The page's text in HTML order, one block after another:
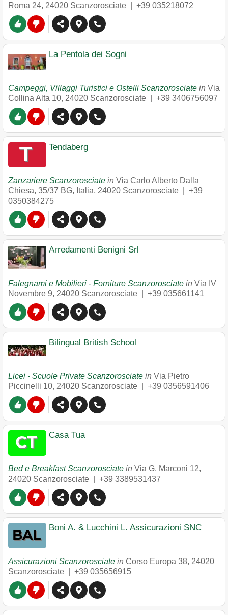
Roma 24, 24020 Scanzorosciate +39 035218072
La Pentola dei Sogni
Campeggi, Villaggi Turistici e Ostelli Scanzorosciate in Via
Collina Alta 10, 24020 Scanzorosciate +39 3406756097
Tendaberg
Zanzariere Scanzorosciate in Via Carlo Alberto Dalla
Chiesa, 35/37 BG, Italia, 24020 Scanzorosciate
+39
0350384275
Arredamenti Benigni Srl
Falegnami e Mobilieri - Forniture Scanzorosciate in Via IV
Novembre 9, 24020 Scanzorosciate +39 035661141
Bilingual British School
Licei - Scuole Private Scanzorosciate in Via Pietro
Piccinelli 10, 24020 Scanzorosciate +39 0356591406
Casa Tua
Bed e Breakfast Scanzorosciate in Via G. Marconi 12,
24020 Scanzorosciate +39 3389531437
Boni A. & Lucchini L. Assicurazioni SNC
Assicurazioni Scanzorosciate in Corso Europa 38, 24020
Scanzorosciate
+39 035656915